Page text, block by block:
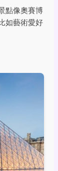
點像奧賽博
如藝術愛好